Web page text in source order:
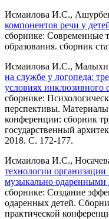
Исмаилова И.С.,
компонентов речи у
сборнике: Современные
образования. сборник
Исмаилова И.С.,
на службе у логопеда:
условиях инклюзивного
сборнике:
перспективы.
конференции: сборник
государственный
2018. С. 172-177.
Исмаилова И.С.,
технологии
музыкально одаренными
сборнике: Создание
одаренных детей.
практической